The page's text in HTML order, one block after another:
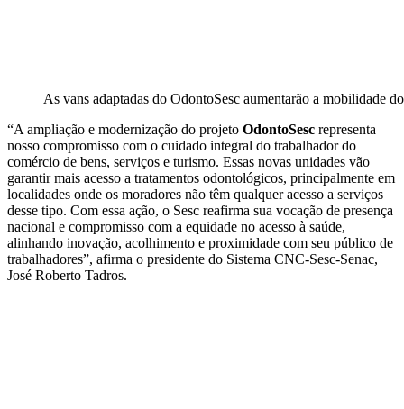
As vans adaptadas do OdontoSesc aumentarão a mobilidade
“A ampliação e modernização do projeto OdontoSesc representa
nosso compromisso com o cuidado integral do trabalhador do
comércio de bens, serviços e turismo. Essas novas unidades vão
garantir mais acesso a tratamentos odontológicos, principalmente em
localidades onde os moradores não têm qualquer acesso a serviços
desse tipo. Com essa ação, o Sesc reafirma sua vocação de presença
nacional e compromisso com a equidade no acesso à saúde,
alinhando inovação, acolhimento e proximidade com seu público de
trabalhadores”, afirma o presidente do Sistema CNC-Sesc-Senac,
José Roberto Tadros.